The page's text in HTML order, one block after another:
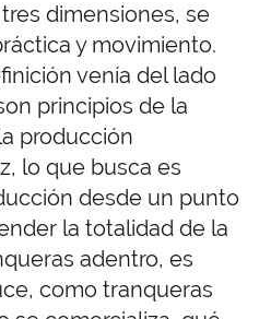
dimensiones, se
y movimiento.
venía del lado
principios de la
producción
lo que busca es
desde un punto
la totalidad de la
adentro, es
como tranqueras